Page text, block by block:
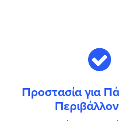
Προστασία για